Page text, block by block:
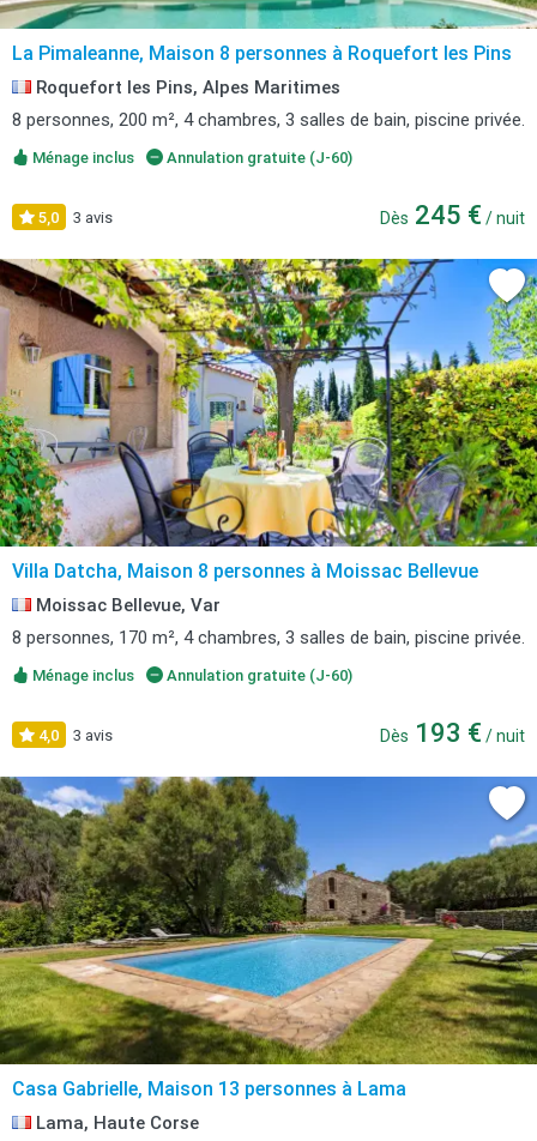
La Pimaleanne, Maison 8 personnes à Roquefort les Pins
Roquefort les Pins, Alpes Maritimes
8 personnes, 200 m², 4 chambres, 3 salles de bain, piscine privée.
Ménage inclus Annulation gratuite (J-60)
5,0 3 avis Dès 245 € / nuit
Villa Datcha, Maison 8 personnes à Moissac Bellevue
Moissac Bellevue, Var
8 personnes, 170 m², 4 chambres, 3 salles de bain, piscine privée.
Ménage inclus Annulation gratuite (J-60)
4,0 3 avis Dès 193 € / nuit
Casa Gabrielle, Maison 13 personnes à Lama
Lama, Haute Corse